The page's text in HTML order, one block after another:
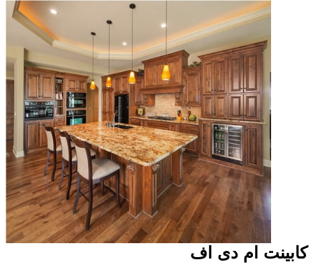
کابینت ام دی اف